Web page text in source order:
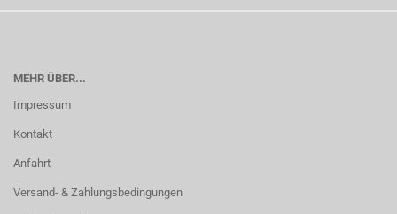
MEHR ÜBER...
Impressum
Kontakt
Anfahrt
Versand- & Zahlungsbedingungen